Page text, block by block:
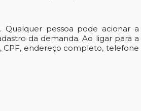
. Qualquer pessoa pode acionar a
da demanda. Ao ligar para a
CPF, endereço completo, telefone